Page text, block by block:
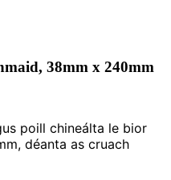
38mm x 240mm
poill chineálta le bior
déanta as cruach